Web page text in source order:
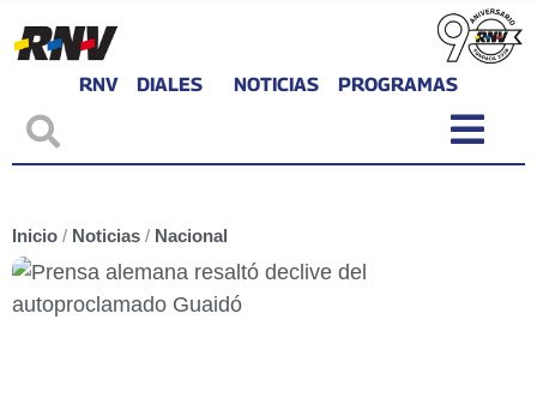
RNV DIALES NOTICIAS PROGRAMAS
Inicio / Noticias / Nacional